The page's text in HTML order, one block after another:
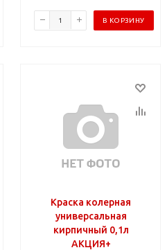
В КОРЗИНУ
Краска колерная
универсальная
кирпичный 0,1л
АКЦИЯ+